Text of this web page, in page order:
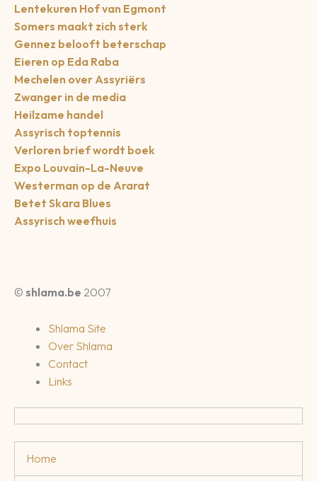
Lentekuren Hof van Egmont
Somers maakt zich sterk
Gennez belooft beterschap
Eieren op Eda Raba
Mechelen over Assyriërs
Zwanger in de media
Heilzame handel
Assyrisch toptennis
Verloren brief wordt boek
Expo Louvain-La-Neuve
Westerman op de Ararat
Betet Skara Blues
Assyrisch weefhuis
© shlama.be 2007
Shlama Site
Over Shlama
Contact
Links
Home